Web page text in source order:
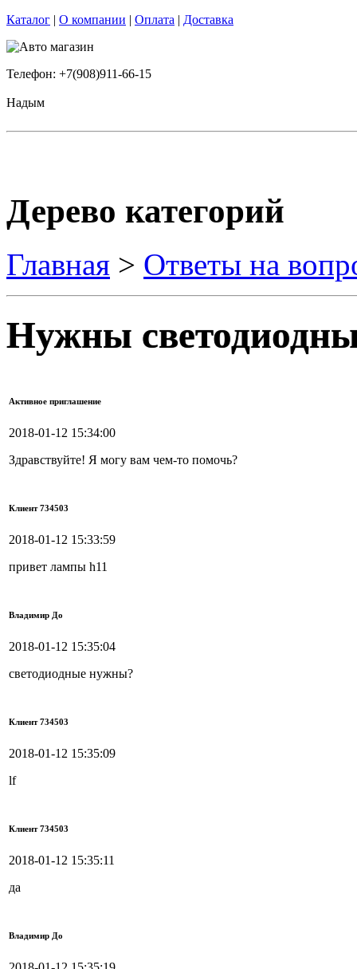
Каталог | О компании | Оплата | Доставка
Телефон: +7(908)911-66-15
Надым
Дерево категорий
Главная > Ответы на
Нужны
Активное приглашение
2018-01-12 15:34:00
Здравствуйте! Я могу вам чем-то помочь?
Клиент 734503
2018-01-12 15:33:59
привет лампы h11
Владимир До
2018-01-12 15:35:04
светодиодные нужны?
Клиент 734503
2018-01-12 15:35:09
lf
Клиент 734503
2018-01-12 15:35:11
да
Владимир До